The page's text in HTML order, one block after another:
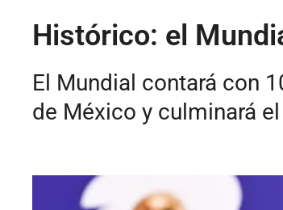
Histórico: el
El Mundial contará con
de México y culminará